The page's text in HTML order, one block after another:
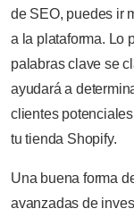
de SEO, puedes ir
a la plataforma. Lo
palabras clave se
ayudará a
clientes
tu tienda Shopify.
Una buena forma
avanzadas de